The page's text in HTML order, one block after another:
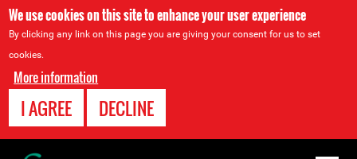
We use cookies on this site to enhance your user experience
By clicking any link on this page you are giving your consent for us to set
cookies.
More information
I AGREE DECLINE
Back